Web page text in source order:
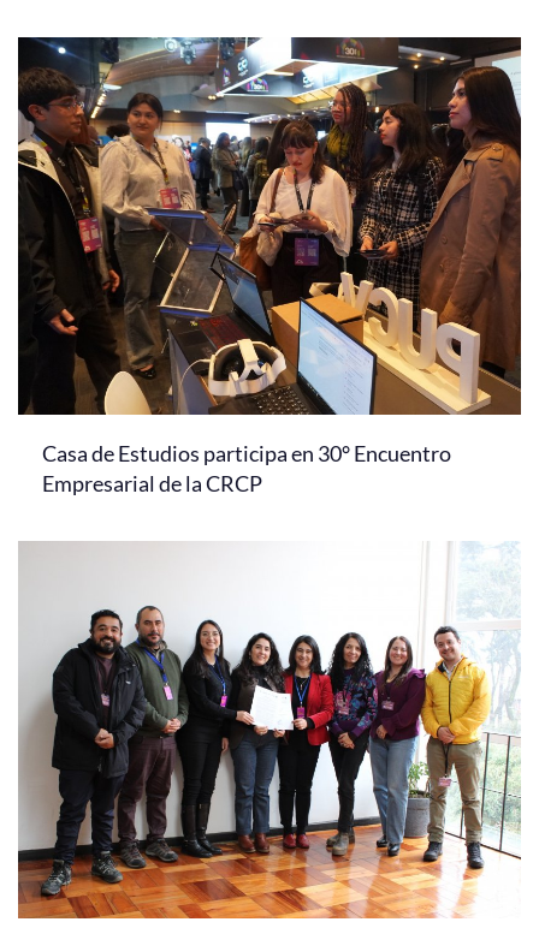
Casa de Estudios participa en 30° Encuentro
Empresarial de la CRCP